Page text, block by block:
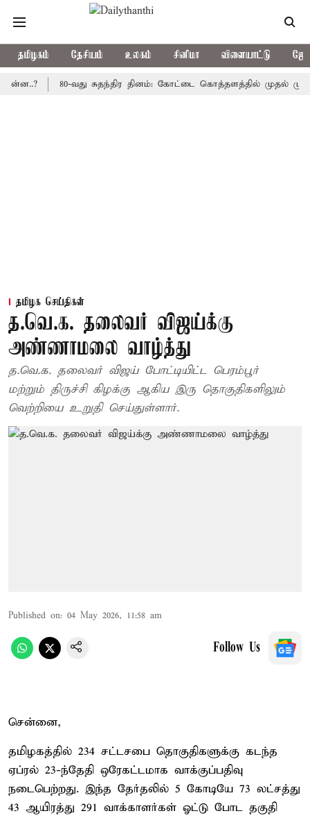
தமிழகம் தேசியம் உலகம் சினிமா விளையாட்டு
80-வது சுதந்திர தினம்: கோட்டை கொத்தளத்தில் முதல் முறையாக
தமிழக செய்திகள்
த.வெ.க. தலைவர் விஜய்க்கு
அண்ணாமலை வாழ்த்து
த.வெ.க. தலைவர் விஜய் போட்டியிட்ட பெரம்பூர்
மற்றும் திருச்சி கிழக்கு ஆகிய இரு தொகுதிகளிலும்
வெற்றியை உறுதி செய்துள்ளார்.
Published on: 04 May 2026, 11:58 am
Follow Us
சென்னை,
தமிழகத்தில் 234 சட்டசபை தொகுதிகளுக்கு கடந்த
ஏப்ரல் 23-ந்தேதி ஒரேகட்டமாக வாக்குப்பதிவு
நடைபெற்றது. இந்த தேர்தலில் 5 கோடியே 73 லட்சத்து
43 ஆயிரத்து 291 வாக்காளர்கள் ஓட்டு போட தகுதி